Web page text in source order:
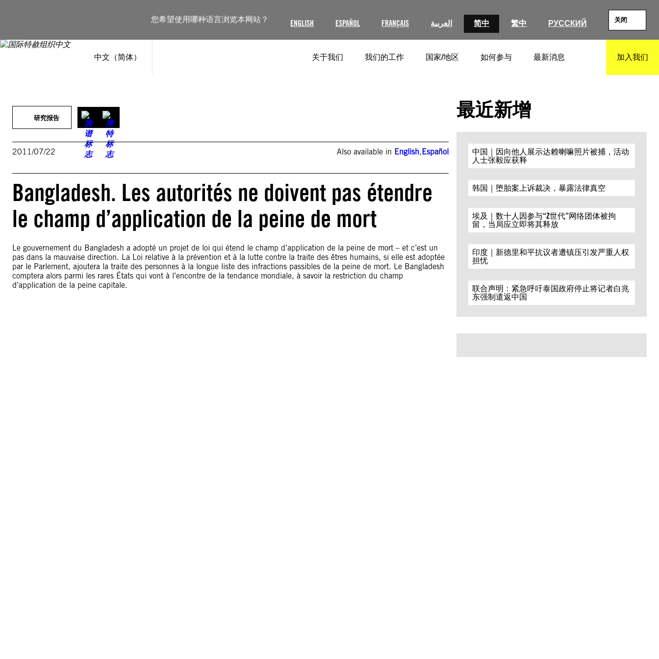
您希望使用哪种语言浏览本网站？ ENGLISH ESPAÑOL FRANÇAIS العربية 简中 繁中 РУССКИЙ 关闭
中文（简体） 关于我们 我们的工作 国家/地区 如何参与 最新消息 加入我们
研究报告
2011/07/22 Also available in English,Español
Bangladesh. Les autorités ne doivent pas étendre
le champ d’application de la peine de mort
Le gouvernement du Bangladesh a adopté un projet de loi qui étend le champ d’application de la peine de mort – et c’est un
pas dans la mauvaise direction. La Loi relative à la prévention et à la lutte contre la traite des êtres humains, si elle est adoptée
par le Parlement, ajoutera la traite des personnes à la longue liste des infractions passibles de la peine de mort. Le Bangladesh
comptera alors parmi les rares États qui vont à l’encontre de la tendance mondiale, à savoir la restriction du champ
d’application de la peine capitale.
最近新增
中国｜因向他人展示达赖喇嘛照片被捕，活动
人士张毅应获释
韩国｜堕胎案上诉裁决，暴露法律真空
埃及｜数十人因参与“Z世代”网络团体被拘
留，当局应立即将其释放
印度｜新德里和平抗议者遭镇压引发严重人权
担忧
联合声明：紧急呼吁泰国政府停止将记者白兆
东强制遣返中国